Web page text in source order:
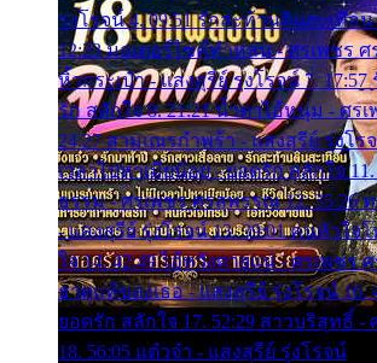
รุ่งโรจน์ 4. 09:51 รักสะท้านดินสะเทือ
12:23 มอเตอร์ไซค์ทำหล่น - ศรเพชร ศ
หิ้วกระเป๋า - แสงสุรีย์ รุ่งโรจน์ 7. 17:57
รัก สลักใจ 8. 21:21 น้ำตาไอ้หนุ่ม - ศร
24:27 สามเณรกำพร้า - แสงสุรีย์ รุ่งโร
เวลาไปหาเมียน้อย - ยอดรัก สลักใจ
ธรรม - ศรเพชร ศรสุพรรณ 12. 35:26
- แสงสุรีย์ รุ่งโรจน์ 13. 39:01 คนหัวใจ
ใจ 14. 42:49 ไอ้หวังตายแน่ - ศรเพชร
ธาตุแท้ของเธอ - แสงสุรีย์ รุ่งโรจน์ 16.
ยอดรัก สลักใจ 17. 52:29 สาวบริสุทธิ์
18. 56:05 แต๋วจ๋า - แสงสุรีย์ รุ่งโรจน์